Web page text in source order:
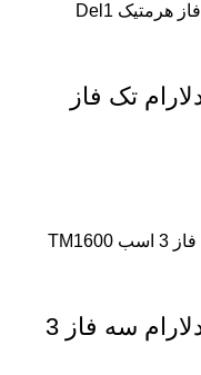
تک فاز
بستنی ساز دیجیتال نیک مدل دلارام سه فاز 3